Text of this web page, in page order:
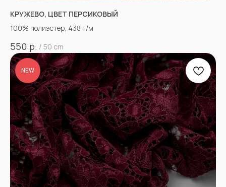
КРУЖЕВО, ЦВЕТ ПЕРСИКОВЫЙ
100% полиэстер, 438 г/м
550 р. / 50 cm
NEW